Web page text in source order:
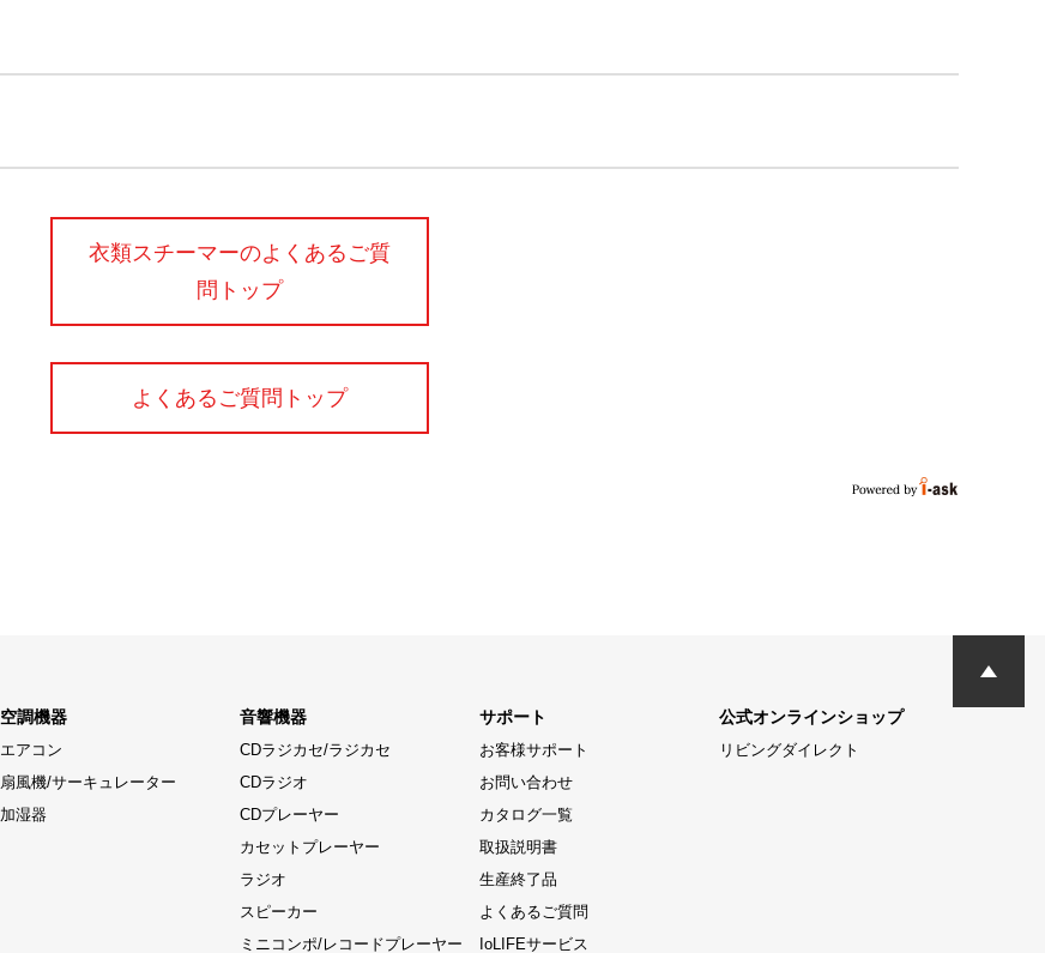
衣類スチーマーのよくあるご質
問トップ
よくあるご質問トップ
空調機器
エアコン
扇風機/サーキュレーター
加湿器
音響機器
CDラジカセ/ラジカセ
CDラジオ
CDプレーヤー
カセットプレーヤー
ラジオ
スピーカー
ミニコンポ/レコードプレーヤー
サポート
お客様サポート
お問い合わせ
カタログ一覧
取扱説明書
生産終了品
よくあるご質問
IoLIFEサービス
公式オンラインショップ
リビングダイレクト